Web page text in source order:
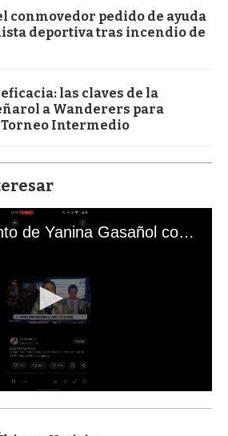
conmovedor pedido de ayuda
deportiva tras incendio de
las claves de la
a Wanderers para
Intermedio
El mal momento de Yanina Gasañol con un hincha argentino en "Subrayado"